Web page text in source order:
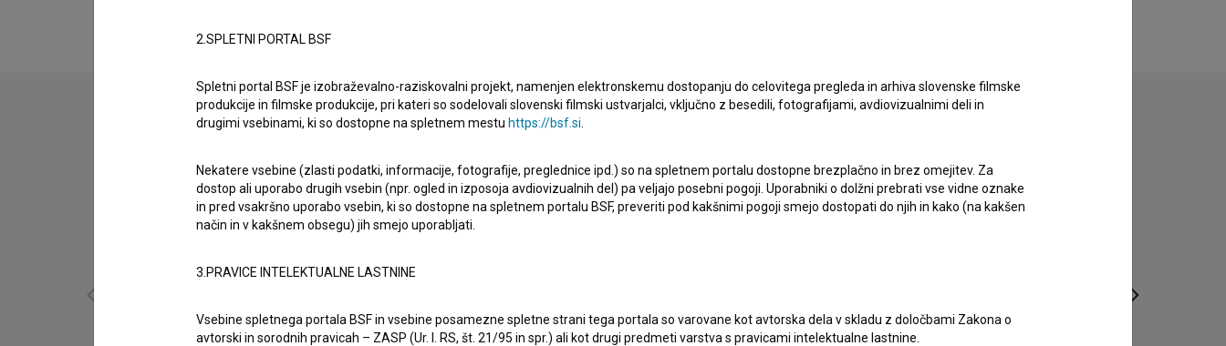
2.SPLETNI PORTAL BSF
Spletni portal BSF je izobraževalno-raziskovalni projekt, namenjen elektronskemu dostopanju do celovitega pregleda in arhiva slovenske filmske
produkcije in filmske produkcije, pri kateri so sodelovali slovenski filmski ustvarjalci, vključno z besedili, fotografijami, avdiovizualnimi deli in
drugimi vsebinami, ki so dostopne na spletnem mestu https://bsf.si
Nekatere vsebine (zlasti podatki, informacije, fotografije, preglednice ipd.) so na spletnem portalu dostopne brezplačno in brez omejitev. Za
dostop ali uporabo drugih vsebin (npr. ogled in izposoja avdiovizualnih del) pa veljajo posebni pogoji. Uporabniki o dolžni prebrati vse vidne oznake
in pred vsakršno uporabo vsebin, ki so dostopne na spletnem portalu BSF, preveriti pod kakšnimi pogoji smejo dostopati do njih in kako (na kakšen
način in v kakšnem obsegu) jih smejo uporabljati.
3.PRAVICE INTELEKTUALNE LASTNINE
Vsebine spletnega portala BSF in vsebine posamezne spletne strani tega portala so varovane kot avtorska dela v skladu z določbami Zakona o
avtorski in sorodnih pravicah – ZASP (Ur. l. RS, št. 21/95 in spr.) ali kot drugi predmeti varstva s pravicami intelektualne lastnine.